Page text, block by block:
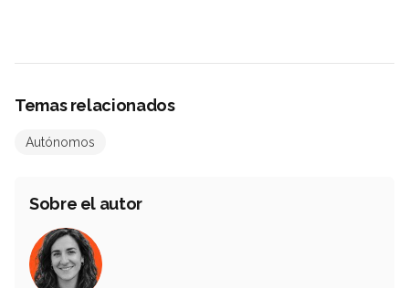
Temas relacionados
Autónomos
Sobre el autor